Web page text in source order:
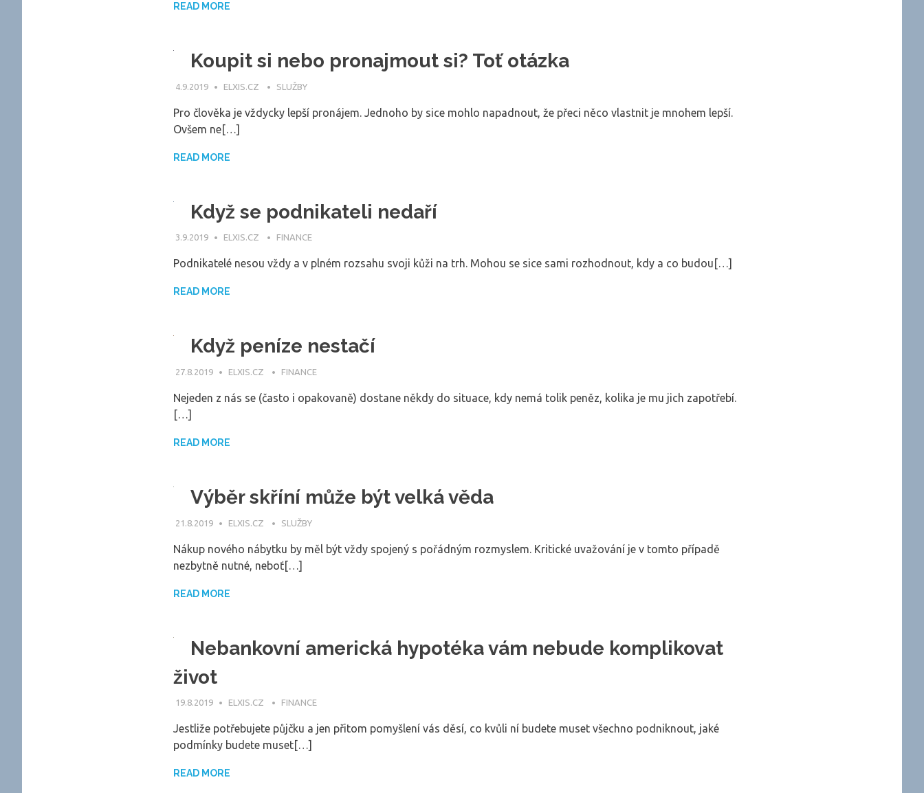
READ MORE
Koupit si nebo pronajmout si? Toť otázka
4.9.2019 ELXIS.CZ SLUŽBY
Pro člověka je vždycky lepší pronájem. Jednoho by sice mohlo napadnout, že přeci něco vlastnit je mnohem lepší.
Ovšem ne[…]
READ MORE
Když se podnikateli nedaří
3.9.2019 ELXIS.CZ FINANCE
Podnikatelé nesou vždy a v plném rozsahu svoji kůži na trh. Mohou se sice sami rozhodnout, kdy a co budou[…]
READ MORE
Když peníze nestačí
27.8.2019 ELXIS.CZ FINANCE
Nejeden z nás se (často i opakovaně) dostane někdy do situace, kdy nemá tolik peněz, kolika je mu jich zapotřebí.
[…]
READ MORE
Výběr skříní může být velká věda
21.8.2019 ELXIS.CZ SLUŽBY
Nákup nového nábytku by měl být vždy spojený s pořádným rozmyslem. Kritické uvažování je v tomto případě
nezbytně nutné, neboť[…]
READ MORE
Nebankovní americká hypotéka vám nebude komplikovat
život
19.8.2019 ELXIS.CZ FINANCE
Jestliže potřebujete půjčku a jen přitom pomyšlení vás děsí, co kvůli ní budete muset všechno podniknout, jaké
podmínky budete muset[…]
READ MORE